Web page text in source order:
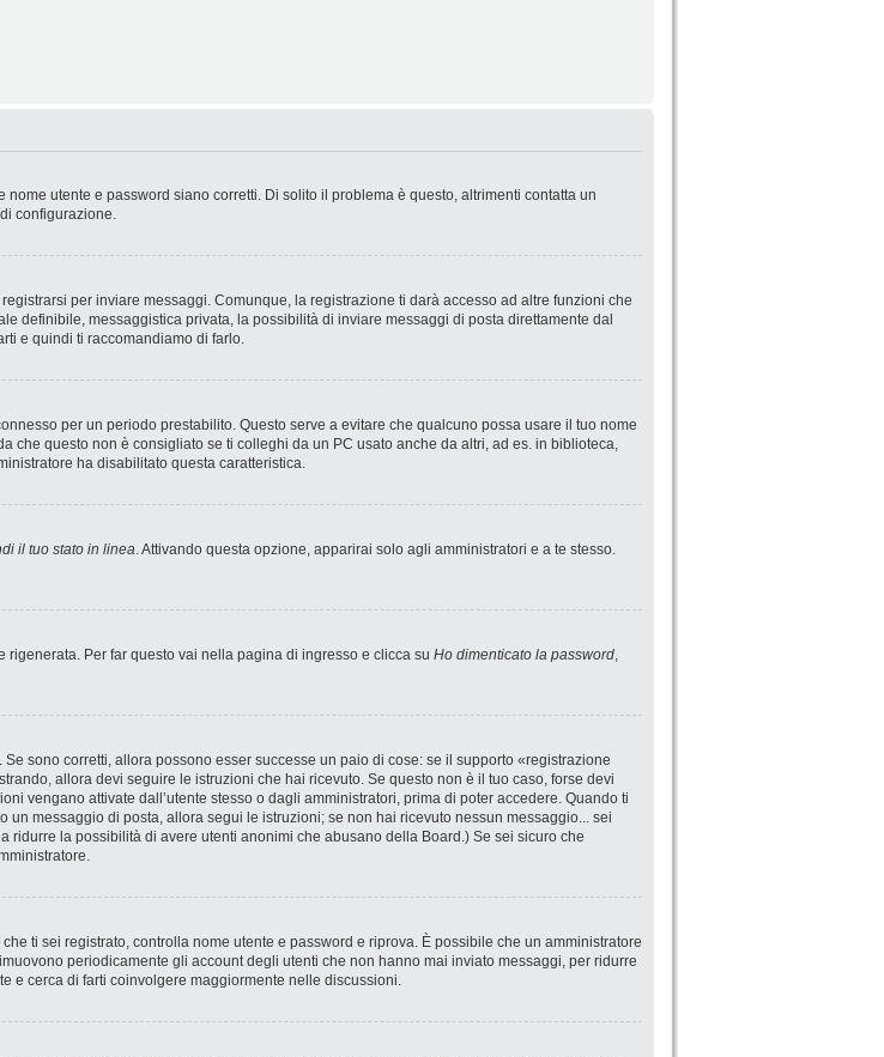
utente e password siano corretti. Di solito il problema è questo, altrimenti contatta un
configurazione.
per inviare messaggi. Comunque, la registrazione ti darà accesso ad altre funzioni che
definibile, messaggistica privata, la possibilità di inviare messaggi di posta direttamente dal
e quindi ti raccomandiamo di farlo.
per un periodo prestabilito. Questo serve a evitare che qualcuno possa usare il tuo nome
che questo non è consigliato se ti colleghi da un PC usato anche da altri, ad es. in biblioteca,
ha disabilitato questa caratteristica.
il tuo stato in linea. Attivando questa opzione, apparirai solo agli amministratori e a te stesso.
Per far questo vai nella pagina di ingresso e clicca su Ho dimenticato la password,
sono corretti, allora possono esser successe un paio di cose: se il supporto «registrazione
allora devi seguire le istruzioni che hai ricevuto. Se questo non è il tuo caso, forse devi
vengano attivate dall’utente stesso o dagli amministratori, prima di poter accedere. Quando ti
messaggio di posta, allora segui le istruzioni; se non hai ricevuto nessun messaggio... sei
ridurre la possibilità di avere utenti anonimi che abusano della Board.) Se sei sicuro che
ti sei registrato, controlla nome utente e password e riprova. È possibile che un amministratore
periodicamente gli account degli utenti che non hanno mai inviato messaggi, per ridurre
e cerca di farti coinvolgere maggiormente nelle discussioni.